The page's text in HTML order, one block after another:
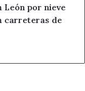
unos días
los canales
León por nieve
carreteras de